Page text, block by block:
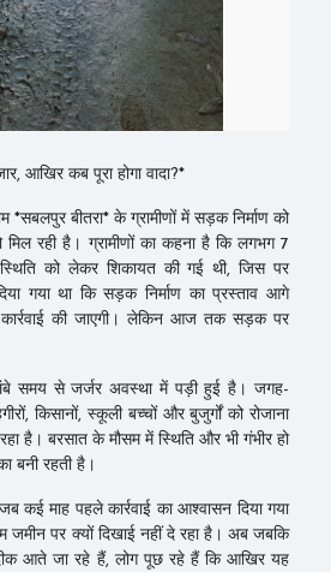
आखिर कब पूरा होगा वादा?*
बीतरा* के ग्रामीणों में सड़क निर्माण को
मिल रही है। ग्रामीणों का कहना है कि लगभग 7
को लेकर शिकायत की गई थी, जिस पर
दिया गया था कि सड़क निर्माण का प्रस्ताव आगे
की जाएगी। लेकिन आज तक सड़क पर
समय से जर्जर अवस्था में पड़ी हुई है। जगह-
किसानों, स्कूली बच्चों और बुजुर्गों को रोजाना
है। बरसात के मौसम में स्थिति और भी गंभीर हो
बनी रहती है।
कई माह पहले कार्रवाई का आश्वासन दिया गया
पर क्यों दिखाई नहीं दे रहा है। अब जबकि
आते जा रहे हैं, लोग पूछ रहे हैं कि आखिर यह